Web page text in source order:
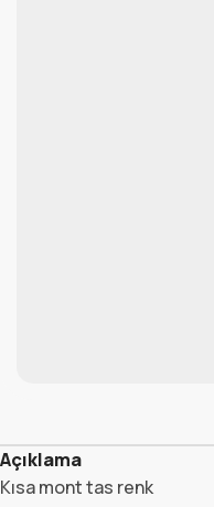
Açıklama
Kısa mont tas renk